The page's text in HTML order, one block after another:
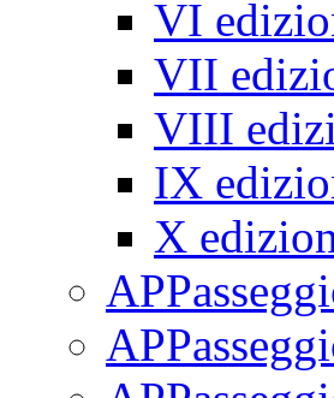
VI
VII
VIII
IX
X